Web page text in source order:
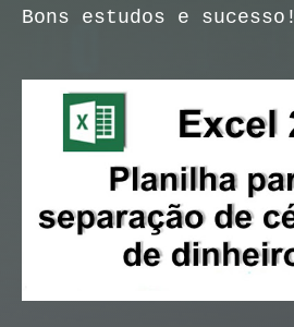
Bons estudos e sucesso!